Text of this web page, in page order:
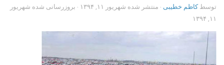
توسطکاظم خطیبی · منتشر شده شهریور ۱۱, ۱۳۹۴ · بروزرسانی شده شهریور
۱۱, ۱۳۹۴